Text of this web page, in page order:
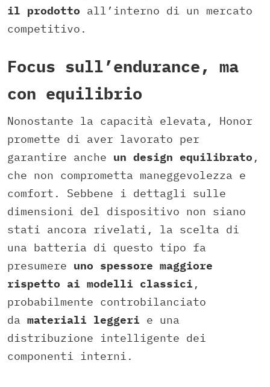
il prodotto all’interno di un mercato
competitivo.
Focus sull’endurance, ma
con equilibrio
Nonostante la capacità elevata, Honor
promette di aver lavorato per
garantire anche un design equilibrato ,
che non comprometta maneggevolezza e
comfort. Sebbene i dettagli sulle
dimensioni del dispositivo non siano
stati ancora rivelati, la scelta di
una batteria di questo tipo fa
presumere uno spessore maggiore
rispetto ai modelli classici ,
probabilmente controbilanciato
da materiali leggeri e una
distribuzione intelligente dei
componenti interni.